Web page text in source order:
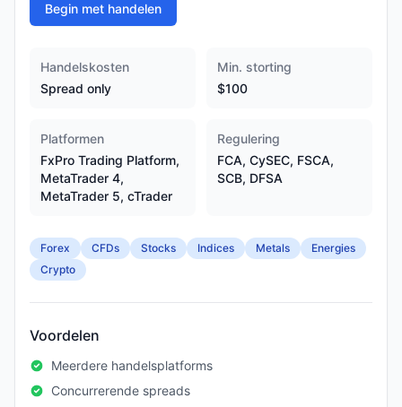
Begin met handelen
Handelskosten
Spread only
Min. storting
$100
Platformen
FxPro Trading Platform,
MetaTrader 4,
MetaTrader 5, cTrader
Regulering
FCA, CySEC, FSCA,
SCB, DFSA
Forex CFDs Stocks Indices Metals
Energies
Crypto
Voordelen
Meerdere handelsplatforms
Concurrerende spreads